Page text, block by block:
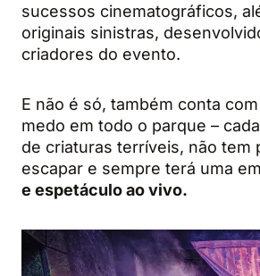
sucessos cinematográficos,
originais sinistras,
criadores do evento.
E não é só, também conta
medo em todo o parque –
de criaturas terríveis, não tem
escapar e sempre terá uma
e espetáculo ao vivo.